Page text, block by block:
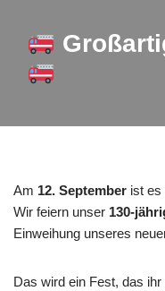
Am 12. September ist es
Wir feiern unser 130-
Einweihung unseres
Das wird ein Fest, das